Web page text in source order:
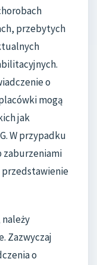
przebytych
o
mogą
jak
W przypadku
zaburzeniami
przedstawienie
Zazwyczaj
o